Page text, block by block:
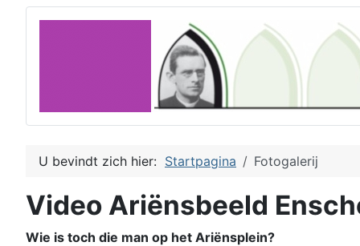
U bevindt zich hier: Startpagina Fotogalerij
Video Ariënsbeeld
Wie is toch die man op het Ariënsplein?